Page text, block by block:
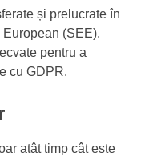
și prelucrate în
(SEE).
pentru a
cu GDPR.
atât timp cât este